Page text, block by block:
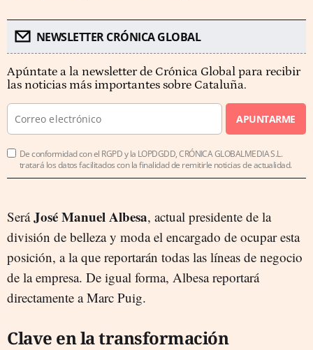
NEWSLETTER CRÓNICA GLOBAL
Apúntate a la newsletter de Crónica Global para recibir
las noticias más importantes sobre Cataluña.
APUNTARME
De conformidad con el RGPD y la LOPDGDD, CRÓNICA GLOBALMEDIA S.L.
tratará los datos facilitados con la finalidad de remitirle noticias de actualidad.
SeráJosé Manuel Albesa, actual presidente de la
división de belleza y moda el encargado de ocupar esta
posición, a la que reportarán todas las líneas de negocio
de la empresa. De igual forma, Albesa reportará
directamente a Marc Puig.
Clave en la transformación